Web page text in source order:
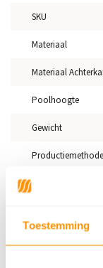
Toestemming
SKU
Materiaal
Materiaal
Poolhoogte
Gewicht
Productiemethode
buiten?